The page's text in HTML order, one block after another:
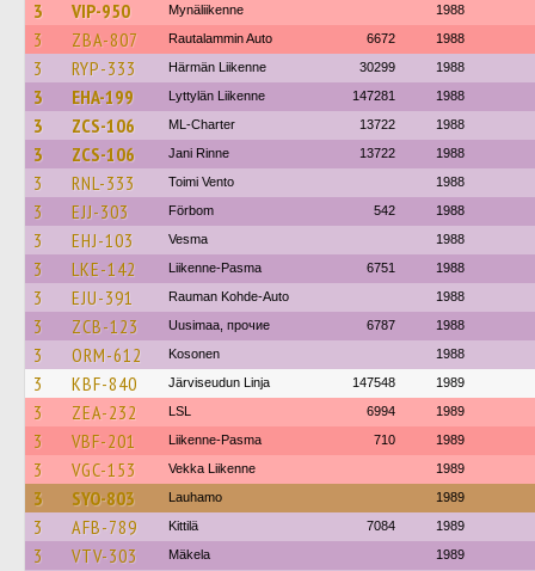
3 VIP-950 Mynäliikenne 1988
3 ZBA-807 Rautalammin Auto 6672 1988
3 RYP-333 Härmän Liikenne 30299 1988
3 EHA-199 Lyttylän Liikenne 147281 1988
3 ZCS-106 ML-Charter 13722 1988
3 ZCS-106 Jani Rinne 13722 1988
3 RNL-333 Toimi Vento 1988
3 EJJ-303 Förbom 542 1988
3 EHJ-103 Vesma 1988
3 LKE-142 Liikenne-Pasma 6751 1988
3 EJU-391 Rauman Kohde-Auto 1988
3 ZCB-123 Uusimaa, прочие 6787 1988
3 ORM-612 Kosonen 1988
3 KBF-840 Järviseudun Linja 147548 1989
3 ZEA-232 LSL 6994 1989
3 VBF-201 Liikenne-Pasma 710 1989
3 VGC-153 Vekka Liikenne 1989
3 SYO-803 Lauhamo 1989
3 AFB-789 Kittilä 7084 1989
3 VTV-303 Mäkela 1989